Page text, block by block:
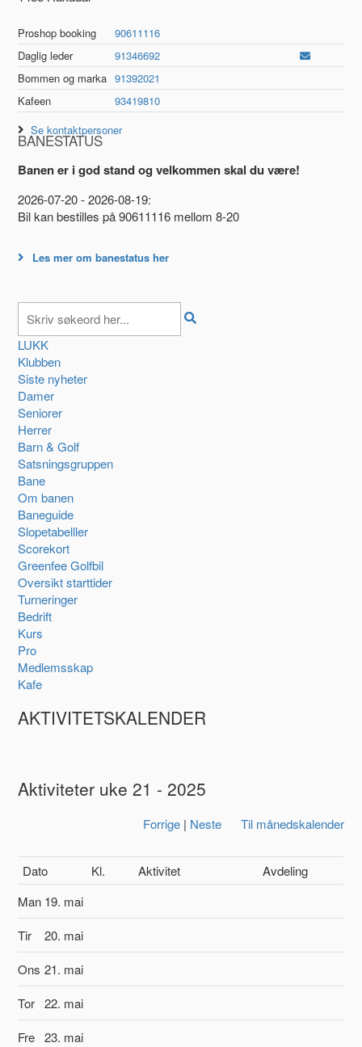
Proshop booking
90611116
Daglig leder
91346692
Bommen og marka 91392021
Kafeen
93419810
Se kontaktpersoner
BANESTATUS
Banen er i god stand og velkommen skal du være!
2026-07-20 - 2026-08-19:
Bil kan bestilles på 90611116 mellom 8-20
Les mer om banestatus her
LUKK
Klubben
Siste nyheter
Damer
Seniorer
Herrer
Barn & Golf
Satsningsgruppen
Bane
Om banen
Baneguide
Slopetabelller
Scorekort
Greenfee Golfbil
Oversikt starttider
Turneringer
Bedrift
Kurs
Pro
Medlemsskap
Kafe
AKTIVITETSKALENDER
Aktiviteter uke 21 - 2025
Forrige| Neste Til månedskalender
Dato Kl. Aktivitet
Avdeling
Man 19. mai
Tir
20. mai
Ons 21. mai
Tor 22. mai
Fre 23. mai